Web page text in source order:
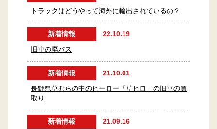
トラックはどうやって海外に輸出されているの？
新着情報 22.10.19
旧車の廃バス
新着情報 21.10.01
長野県草むらの中のヒーロー「草ヒロ」の旧車の買
取り
新着情報 21.09.16